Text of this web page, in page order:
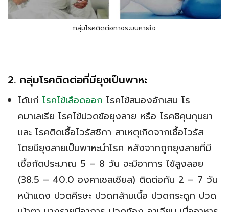
กลุ่มโรคติดต่อทางระบบหายใจ
2. กลุ่มโรคติดต่อที่มียุงเป็นพาหะ
ได้แก่ โรคไข้เลือดออก โรคไข้สมองอักเสบ โร
คมาเลเรีย โรคไข้ปวดข้อยุงลาย หรือ โรคชิคุนกุนยา
และ โรคติดเชื้อไวรัสซิกา สาเหตุเกิดจากเชื้อไวรัส
โดยมียุงลายเป็นพาหะนำโรค หลังจากถูกยุงลายที่มี
เชื้อกัดประมาณ 5 – 8 วัน จะมีอาการ ไข้สูงลอย
(38.5 – 40.0 องศาเซลเซียส) ติดต่อกัน 2 – 7 วัน
หน้าแดง ปวดศีรษะ ปวดกล้ามเนื้อ ปวดกระดูก ปวด